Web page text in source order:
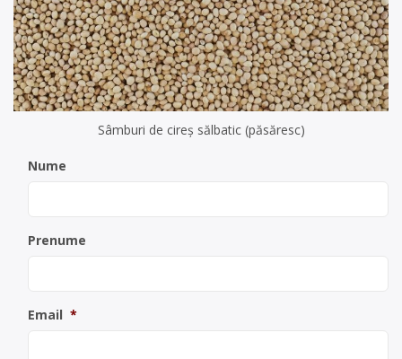
Sâmburi de cireș sălbatic (păsăresc)
Nume
Prenume
Email *